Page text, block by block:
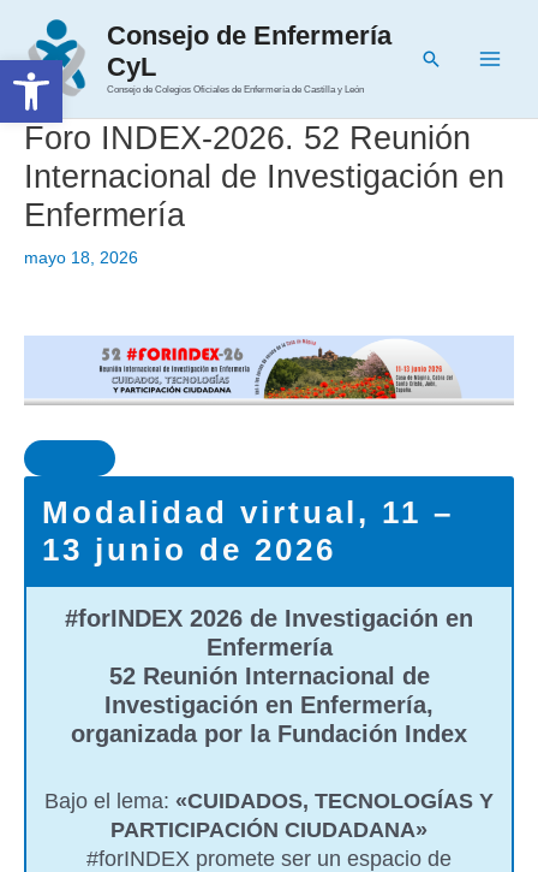
Abrir barra de herramientas
contenido
Consejo de Enfermería
CyL
Consejo de Colegios Oficiales de Enfermería de Castilla y León
Buscar
Foro INDEX-2026. 52 Reunión
Internacional de Investigación en
Enfermería
mayo 18, 2026
Modalidad virtual, 11 –
13 junio de 2026
#forINDEX 2026 de Investigación en
Enfermería
52 Reunión Internacional de
Investigación en Enfermería,
organizada por la Fundación Index
Bajo el lema: «CUIDADOS, TECNOLOGÍAS Y
PARTICIPACIÓN CIUDADANA»
#forINDEX promete ser un espacio de